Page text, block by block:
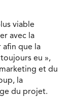
viable
avec la
afin que la
eu »,
et du
la
du projet.